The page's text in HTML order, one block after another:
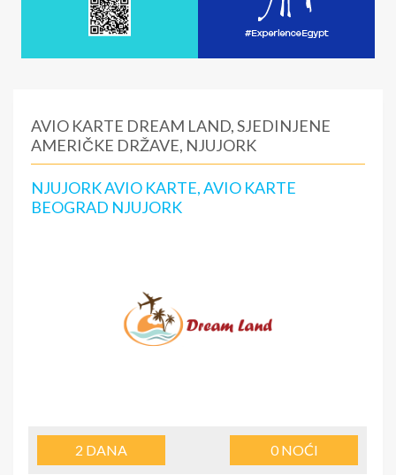
AVIO KARTE DREAM LAND, SJEDINJENE
AMERIČKE DRŽAVE, NJUJORK
NJUJORK AVIO KARTE, AVIO KARTE
BEOGRAD NJUJORK
2 DANA 0NOĆI